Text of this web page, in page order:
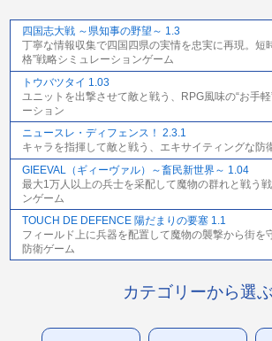
四国志大戦 ～県知事の野望～ 1.3
丁寧な情報収集で四国四県の実情を忠実に再現。短
格”戦略シミュレーションゲーム
トウバツタイ 1.03
ユニットを出撃させて敵と戦う、RPG風味の“お手
ーション
ニュースレ・ディフェンス！ 2.3.1
キャラを指揮して敵と戦う、エキサイティングな防
GIEEVAL（ギィーヴァル）～畜民新世界～ 1.04
最大1万人以上の兵士を采配して魔物の群れと戦う
ンゲーム
TOUCH DE DEFENCE 陽だまりの要塞 1.1
フィールド上に兵器を配置して魔物の襲撃から街を
防衛ゲーム
カテゴリーから選ぶ